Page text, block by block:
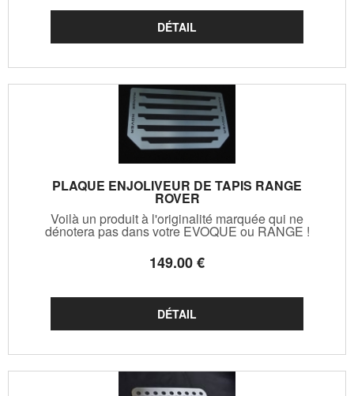
PLAQUE ENJOLIVEUR DE TAPIS RANGE
ROVER
Voilà un produit à l'originalité marquée qui ne
dénotera pas dans votre EVOQUE ou RANGE !
149.00€